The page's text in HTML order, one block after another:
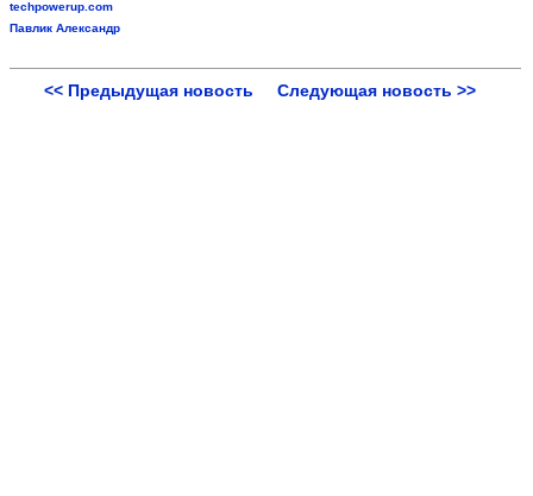
techpowerup.com
Павлик Александр
<< Предыдущая новость Следующая новость >>